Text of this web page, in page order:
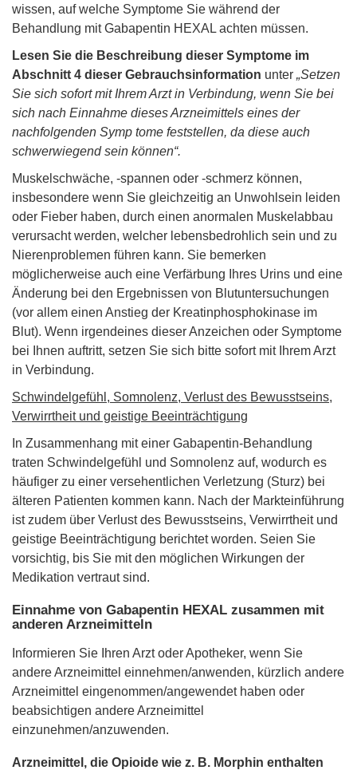
wissen, auf welche Symptome Sie während der
Behandlung mit Gabapentin HEXAL achten müssen.
Lesen Sie die Beschreibung dieser Symptome im
Abschnitt 4 dieser Gebrauchsinformation unter „Setzen
Sie sich sofort mit Ihrem Arzt in Verbindung, wenn Sie bei
sich nach Einnahme dieses Arzneimittels eines der
nachfolgenden Symp tome feststellen, da diese auch
schwerwiegend sein können“.
Muskelschwäche, -spannen oder -schmerz können,
insbesondere wenn Sie gleichzeitig an Unwohlsein leiden
oder Fieber haben, durch einen anormalen Muskelabbau
verursacht werden, welcher lebensbedrohlich sein und zu
Nierenproblemen führen kann. Sie bemerken
möglicherweise auch eine Verfärbung Ihres Urins und eine
Änderung bei den Ergebnissen von Blutuntersuchungen
(vor allem einen Anstieg der Kreatinphosphokinase im
Blut). Wenn irgendeines dieser Anzeichen oder Symptome
bei Ihnen auftritt, setzen Sie sich bitte sofort mit Ihrem Arzt
in Verbindung.
Schwindelgefühl, Somnolenz, Verlust des Bewusstseins,
Verwirrtheit und geistige Beeinträchtigung
In Zusammenhang mit einer Gabapentin-Behandlung
traten Schwindelgefühl und Somnolenz auf, wodurch es
häufiger zu einer versehentlichen Verletzung (Sturz) bei
älteren Patienten kommen kann. Nach der Markteinführung
ist zudem über Verlust des Bewusstseins, Verwirrtheit und
geistige Beeinträchtigung berichtet worden. Seien Sie
vorsichtig, bis Sie mit den möglichen Wirkungen der
Medikation vertraut sind.
Einnahme von Gabapentin HEXAL zusammen mit
anderen Arzneimitteln
Informieren Sie Ihren Arzt oder Apotheker, wenn Sie
andere Arzneimittel einnehmen/anwenden, kürzlich andere
Arzneimittel eingenommen/angewendet haben oder
beabsichtigen andere Arzneimittel
einzunehmen/anzuwenden.
Arzneimittel, die Opioide wie z. B. Morphin enthalten